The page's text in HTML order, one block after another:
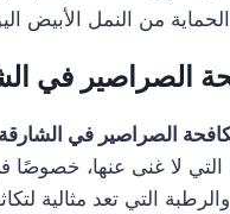
من النمل الأبيض
الصراصير في
الصراصير في الشارقة
التي لا غنى عنها، خصوصًا
التي تعد مثالية